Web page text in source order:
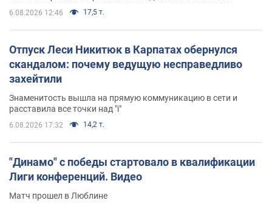
6.08.2026 12:46 17,5 т.
Отпуск Леси Никитюк в Карпатах обернулся
скандалом: почему ведущую несправедливо
захейтили
Знаменитость вышла на прямую коммуникацию в сети и
расставила все точки над "i"
6.08.2026 17:32 14,2 т.
"Динамо" с победы стартовало в квалификации
Лиги конференций. Видео
Матч прошел в Люблине